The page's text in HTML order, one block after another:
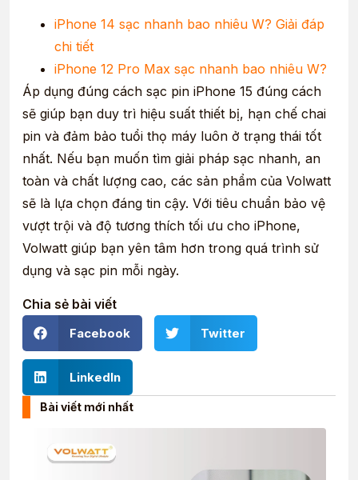
iPhone 14 sạc nhanh bao nhiêu W? Giải đáp
chi tiết
iPhone 12 Pro Max sạc nhanh bao nhiêu W?
Áp dụng đúng cách sạc pin iPhone 15 đúng cách
sẽ giúp bạn duy trì hiệu suất thiết bị, hạn chế chai
pin và đảm bảo tuổi thọ máy luôn ở trạng thái tốt
nhất. Nếu bạn muốn tìm giải pháp sạc nhanh, an
toàn và chất lượng cao, các sản phẩm của Volwatt
sẽ là lựa chọn đáng tin cậy. Với tiêu chuẩn bảo vệ
vượt trội và độ tương thích tối ưu cho iPhone,
Volwatt giúp bạn yên tâm hơn trong quá trình sử
dụng và sạc pin mỗi ngày.
Chia sẻ bài viết
Facebook Twitter
LinkedIn
Bài viết mới nhất